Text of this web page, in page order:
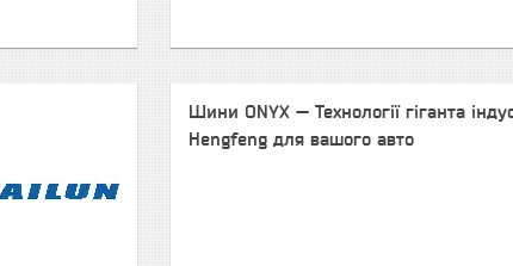
Шини ONYX — Технології гіганта
Hengfeng для вашого авто